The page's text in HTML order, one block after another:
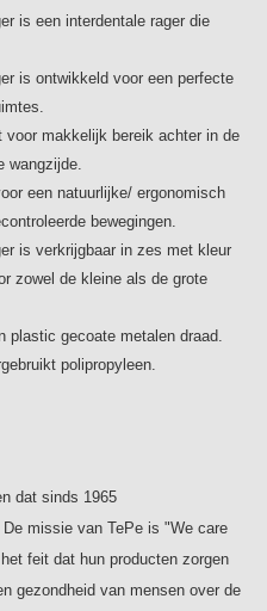
borstelkop en zachte
van TePe is
efficiënt te kunnen poetsen.
als kinderen.
op veel verschillende
je kiest, hangt
en je persoonlijke
soorten
voor een optimale reiniging
of beugels te
is een interdentale rager die
is ontwikkeld voor een perfecte
voor makkelijk bereik achter in de
wangzijde.
een natuurlijke/ ergonomisch
bewegingen.
is verkrijgbaar in zes met kleur
zowel de kleine als de grote
plastic gecoate metalen draad.
polipropyleen.
dat sinds 1965
missie van TePe is "We care
feit dat hun producten zorgen
gezondheid van mensen over de